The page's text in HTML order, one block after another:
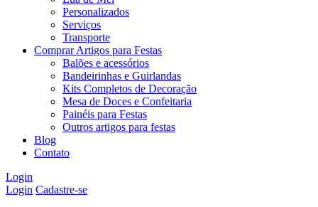
Personalizados
Serviços
Transporte
Comprar Artigos para Festas
Balões e acessórios
Bandeirinhas e Guirlandas
Kits Completos de Decoração
Mesa de Doces e Confeitaria
Painéis para Festas
Outros artigos para festas
Blog
Contato
Login
Login Cadastre-se